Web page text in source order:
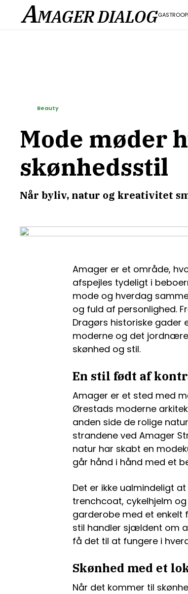
AMAGER DIALOGGASTRO
Mode møder
skønhedsstil
Når byliv, natur og kreativitet
Beauty
Amager er et område,
afspejles tydeligt i
mode og hverdag
og fuld af personlighed.
Dragørs historiske
moderne og det
skønhed og stil.
En stil født af
Amager er et sted med
Ørestads moderne
anden side de rolige
strandene ved Amager
natur har skabt en
går hånd i hånd med et
Det er ikke ualmindeligt
trenchcoat, cykelhjelm
garderobe med et
stil handler sjældent om
få det til at fungere i
Skønhed med et
Når det kommer til